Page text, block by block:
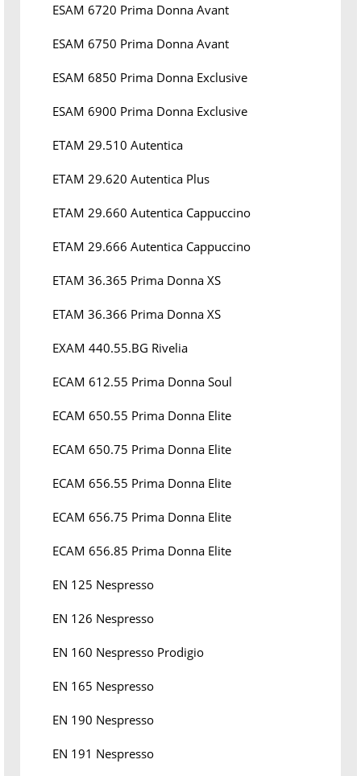
ESAM 6720 Prima Donna Avant
ESAM 6750 Prima Donna Avant
ESAM 6850 Prima Donna Exclusive
ESAM 6900 Prima Donna Exclusive
ETAM 29.510 Autentica
ETAM 29.620 Autentica Plus
ETAM 29.660 Autentica Cappuccino
ETAM 29.666 Autentica Cappuccino
ETAM 36.365 Prima Donna XS
ETAM 36.366 Prima Donna XS
EXAM 440.55.BG Rivelia
ECAM 612.55 Prima Donna Soul
ECAM 650.55 Prima Donna Elite
ECAM 650.75 Prima Donna Elite
ECAM 656.55 Prima Donna Elite
ECAM 656.75 Prima Donna Elite
ECAM 656.85 Prima Donna Elite
EN 125 Nespresso
EN 126 Nespresso
EN 160 Nespresso Prodigio
EN 165 Nespresso
EN 190 Nespresso
EN 191 Nespresso